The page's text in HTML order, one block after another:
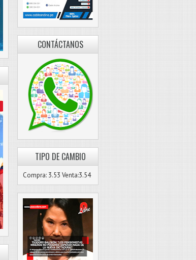
CONTÁCTANOS
TIPO DE CAMBIO
Compra: 3.53 Venta:3.54